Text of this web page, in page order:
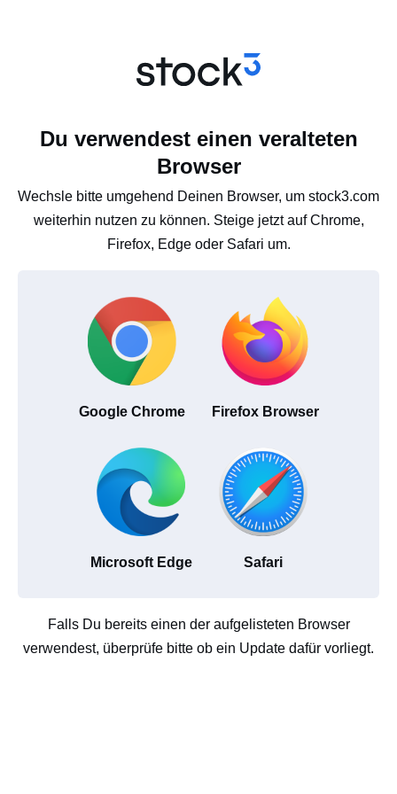
Du verwendest einen veralteten
Browser
Wechsle bitte umgehend Deinen Browser, um stock3.com
weiterhin nutzen zu können. Steige jetzt auf Chrome,
Firefox, Edge oder Safari um.
Google Chrome Firefox Browser
Microsoft Edge Safari
Falls Du bereits einen der aufgelisteten Browser
verwendest, überprüfe bitte ob ein Update dafür vorliegt.